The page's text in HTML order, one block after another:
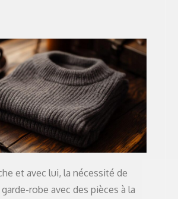
et avec lui, la nécessité de
robe avec des pièces à la